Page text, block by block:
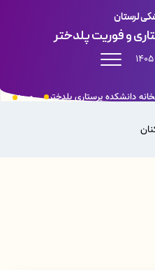
لرستان
و فوریت پلدختر
ورود دانشکده پرستاری پلدختر